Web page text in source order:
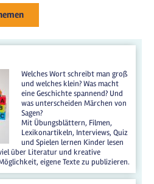
Welches Wort schreibt man groß
und welches klein? Was macht
eine Geschichte spannend? Und
was unterscheiden Märchen von
Sagen?
Mit Übungsblättern, Filmen,
Lexikonartikeln, Interviews, Quiz
und Spielen lernen Kinder lesen
über Literatur und kreative
eigene Texte zu publizieren.